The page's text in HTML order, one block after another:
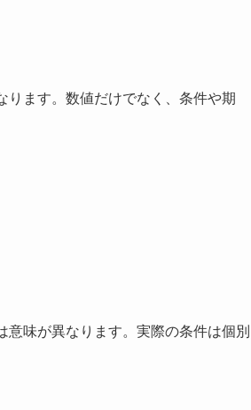
ます。数値だけでなく、条件や期
味が異なります。実際の条件は個別